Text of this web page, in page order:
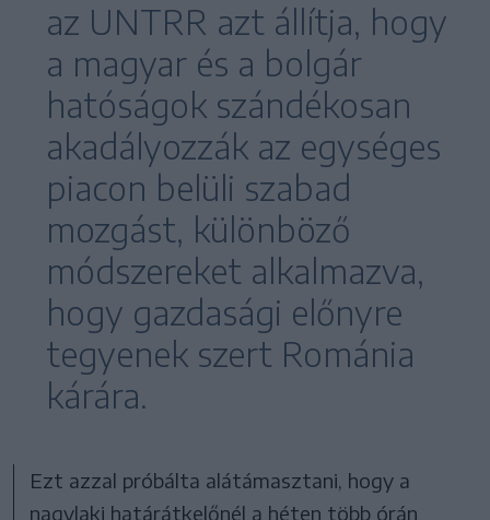
az UNTRR azt állítja, hogy
a magyar és a bolgár
hatóságok szándékosan
akadályozzák az egységes
piacon belüli szabad
mozgást, különböző
módszereket alkalmazva,
hogy gazdasági előnyre
tegyenek szert Románia
kárára.
Ezt azzal próbálta alátámasztani, hogy a
nagylaki határátkelőnél a héten több órán